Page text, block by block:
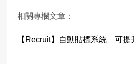
相關專欄文章：
【Recruit】自動貼標系統 可提